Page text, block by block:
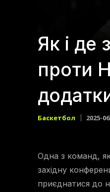
Як і де
проти
Баскетбол 2025-
Одна з команд,
західну
приєднатися до